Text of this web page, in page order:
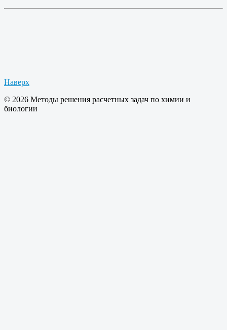
Наверх
© 2026 Методы решения расчетных задач по химии и
биологии